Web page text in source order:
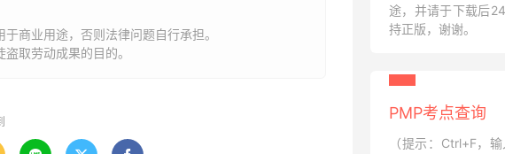
商业用途，否则法律问题自行承担。
取劳动成果的目的。
途，并请于下载后
持正版，谢谢。
PMP考点查询
（提示：Ctrl+F，